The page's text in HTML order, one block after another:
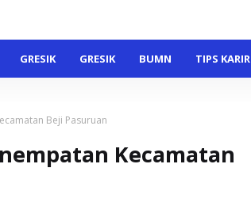
GRESIK GRESIK BUMN TIPS KARIR
Beji Pasuruan
Kecamatan